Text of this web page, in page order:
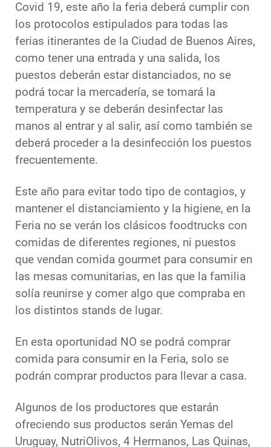
Covid 19, este año la feria deberá cumplir con
los protocolos estipulados para todas las
ferias itinerantes de la Ciudad de Buenos Aires,
como tener una entrada y una salida, los
puestos deberán estar distanciados, no se
podrá tocar la mercadería, se tomará la
temperatura y se deberán desinfectar las
manos al entrar y al salir, así como también se
deberá proceder a la desinfección los puestos
frecuentemente.
Este año para evitar todo tipo de contagios, y
mantener el distanciamiento y la higiene, en la
Feria no se verán los clásicos foodtrucks con
comidas de diferentes regiones, ni puestos
que vendan comida gourmet para consumir en
las mesas comunitarias, en las que la familia
solía reunirse y comer algo que compraba en
los distintos stands de lugar.
En esta oportunidad NO se podrá comprar
comida para consumir en la Feria, solo se
podrán comprar productos para llevar a casa.
Algunos de los productores que estarán
ofreciendo sus productos serán Yemas del
Uruguay, NutriOlivos, 4 Hermanos, Las Quinas,